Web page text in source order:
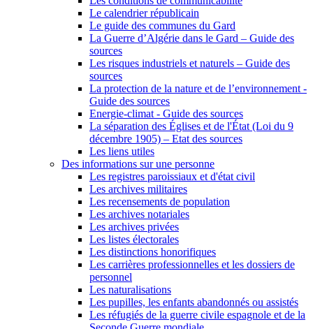
Le calendrier républicain
Le guide des communes du Gard
La Guerre d’Algérie dans le Gard – Guide des
sources
Les risques industriels et naturels – Guide des
sources
La protection de la nature et de l’environnement -
Guide des sources
Energie-climat - Guide des sources
La séparation des Églises et de l'État (Loi du 9
décembre 1905) – Etat des sources
Les liens utiles
Des informations sur une personne
Les registres paroissiaux et d'état civil
Les archives militaires
Les recensements de population
Les archives notariales
Les archives privées
Les listes électorales
Les distinctions honorifiques
Les carrières professionnelles et les dossiers de
personnel
Les naturalisations
Les pupilles, les enfants abandonnés ou assistés
Les réfugiés de la guerre civile espagnole et de la